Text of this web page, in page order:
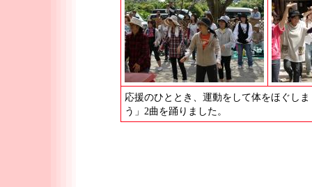
応援のひととき、運動をして体をほぐし
う」2曲を踊りました。